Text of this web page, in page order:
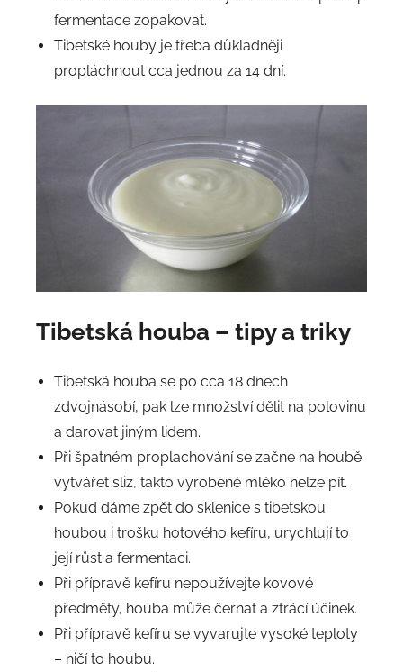
fermentace zopakovat.
Tibetské houby je třeba důkladněji
propláchnout cca jednou za 14 dní.
Tibetská houba – tipy a triky
Tibetská houba se po cca 18 dnech
zdvojnásobí, pak lze množství dělit na polovinu
a darovat jiným lidem.
Při špatném proplachování se začne na houbě
vytvářet sliz, takto vyrobené mléko nelze pít.
Pokud dáme zpět do sklenice s tibetskou
houbou i trošku hotového kefíru, urychlují to
její růst a fermentaci.
Při přípravě kefíru nepoužívejte kovové
předměty, houba může černat a ztrácí účinek.
Při přípravě kefíru se vyvarujte vysoké teploty
– ničí to houbu.